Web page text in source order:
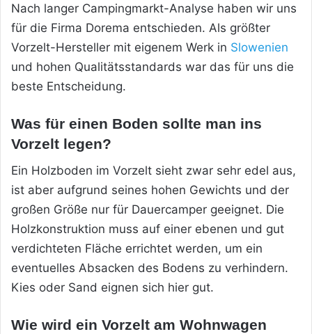
Nach langer Campingmarkt-Analyse haben wir uns
für die Firma Dorema entschieden. Als größter
Vorzelt-Hersteller mit eigenem Werk in Slowenien
und hohen Qualitätsstandards war das für uns die
beste Entscheidung.
Was für einen Boden sollte man ins
Vorzelt legen?
Ein Holzboden im Vorzelt sieht zwar sehr edel aus,
ist aber aufgrund seines hohen Gewichts und der
großen Größe nur für Dauercamper geeignet. Die
Holzkonstruktion muss auf einer ebenen und gut
verdichteten Fläche errichtet werden, um ein
eventuelles Absacken des Bodens zu verhindern.
Kies oder Sand eignen sich hier gut.
Wie wird ein Vorzelt am Wohnwagen